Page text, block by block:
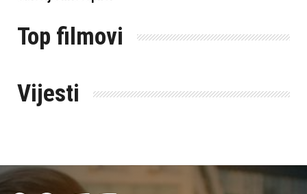
Top filmovi
Vijesti